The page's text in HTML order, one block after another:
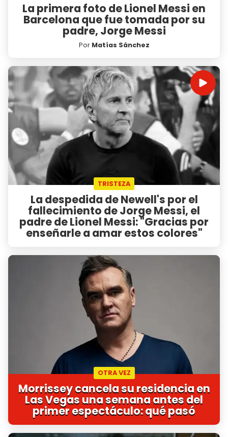
La primera foto de Lionel Messi en
Barcelona que fue tomada por su
padre, Jorge Messi
Por Matías Sánchez
TRISTEZA
La despedida de Newell's por el
fallecimiento de Jorge Messi, el
padre de Lionel Messi: "Gracias por
enseñarle a amar estos colores"
OTRA VEZ
Morrissey cancela su residencia en
Las Vegas una semana antes del
primer espectáculo: qué pasó